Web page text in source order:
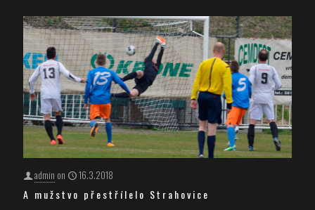
admin on 16.3.2018
A mužstvo přestřílelo Strahovice